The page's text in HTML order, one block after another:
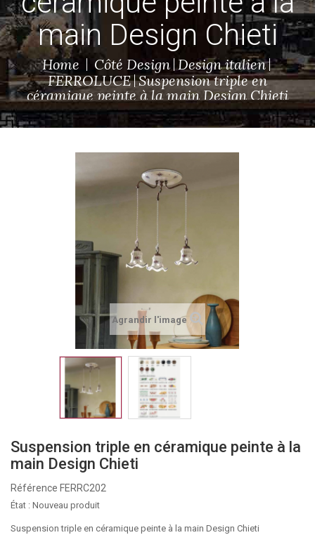
main Design Chieti
Home Côté Design Design italien
FERROLUCE Suspension triple en
céramique peinte à la main Design Chieti
Agrandir l'image
Suspension triple en céramique peinte à la
main Design Chieti
Référence FERRC202
État : Nouveau produit
Suspension triple en céramique peinte à la main Design Chieti